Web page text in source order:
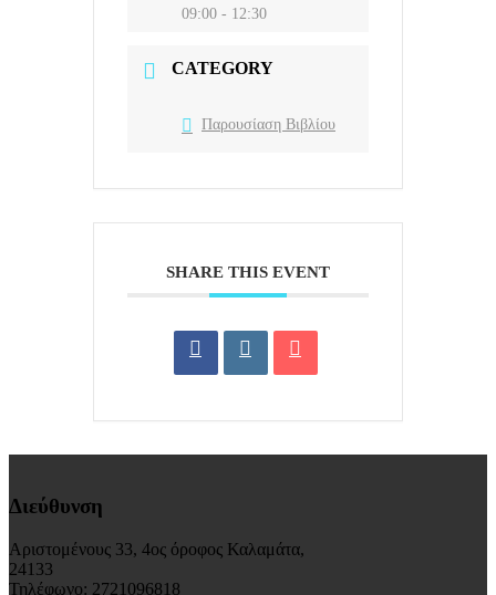
09:00 - 12:30
CATEGORY
Παρουσίαση Βιβλίου
SHARE THIS EVENT
Διεύθυνση
Αριστομένους 33, 4ος όροφος Καλαμάτα,
24133
Τηλέφωνο: 2721096818